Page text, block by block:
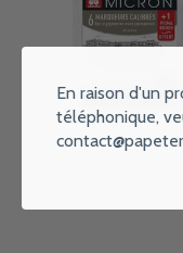
SAKURA Pigma Micron
En raison d'un
téléphonique,